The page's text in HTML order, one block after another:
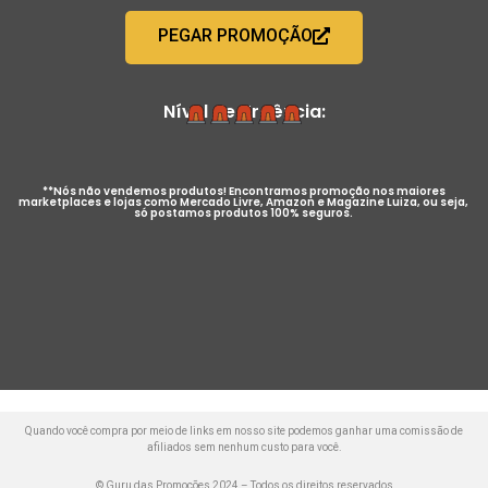
PEGAR PROMOÇÃO
Nível de Urgência:
**Nós não vendemos produtos! Encontramos promoção nos maiores
marketplaces e lojas como Mercado Livre, Amazon e Magazine Luiza, ou seja,
só postamos produtos 100% seguros.
Quando você compra por meio de links em nosso site podemos ganhar uma comissão de
afiliados sem nenhum custo para você.
© Guru das Promoções 2024 – Todos os direitos reservados